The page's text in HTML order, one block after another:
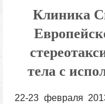
Клиника
тела с
22-23 февраля